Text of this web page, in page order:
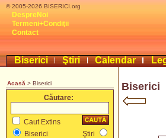
© 2005-2026 BISERICI.org
DespreNoi
Termeni+Condiţii
Contact
Biserici Ştiri Calendar
Acasă > Biserici
Căutare:
Caut Extins
Biserici
Ştiri
Biserici